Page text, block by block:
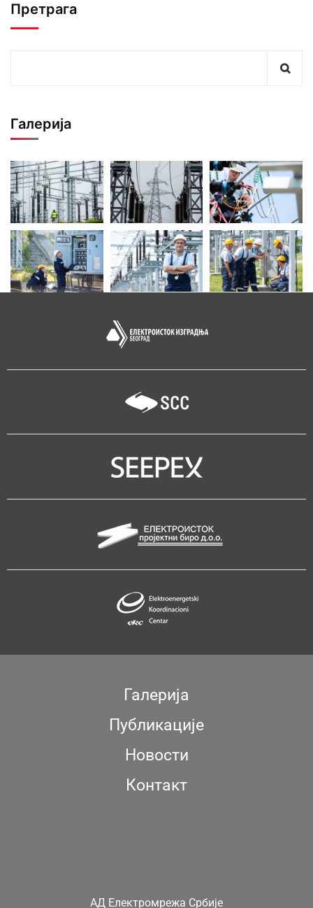
Претрага
Галерија
Галерија
Публикације
Новости
Контакт
АД Електромрежа Србије